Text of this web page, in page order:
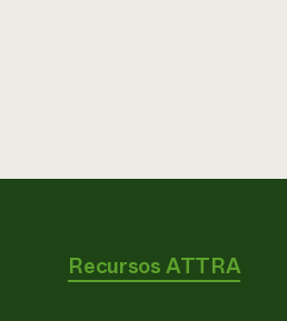
Recursos ATTRA